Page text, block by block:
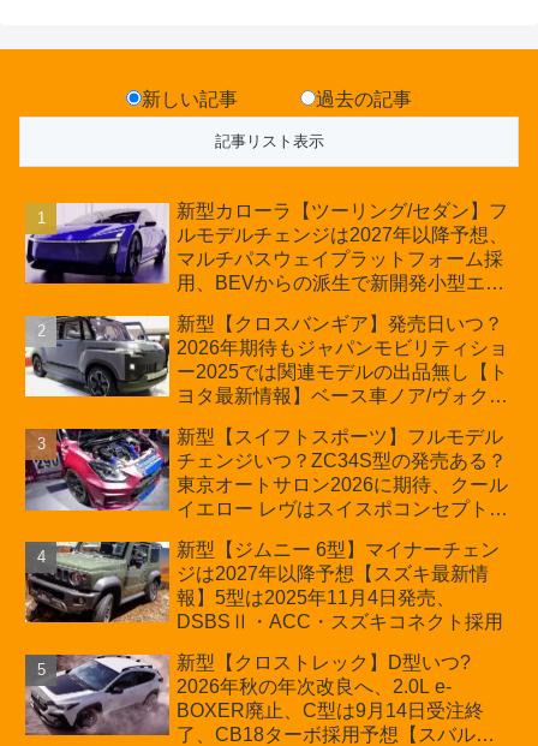
新しい記事 過去の記事
新型カローラ【ツーリング/セダン】フ
ルモデルチェンジは2027年以降予想、
マルチパスウェイプラットフォーム採
用、BEVからの派生で新開発小型エン
の採用は無しか【トヨタ最新情報】60
周年記念車発売
新型【クロスバンギア】発売日いつ？
2026年期待もジャパンモビリティショ
ー2025では関連モデルの出品無し【ト
ヨタ最新情報】ベース車ノア/ヴォクシ
ほか「コア」と「ツール」、デリカ
D:5対抗のクロスオーバーSUVミニバ
ン
新型【スイフトスポーツ】フルモデル
チェンジいつ？ZC34S型の発売ある？
東京オートサロン2026に期待、クール
イエロー レヴはスイスポコンセプト
プが争点【スズキ最新情報】特別仕様
車「ZC33S Final Edition」終了
新型【ジムニー 6型】マイナーチェン
ジは2027年以降予想【スズキ最新情
報】5型は2025年11月4日発売、
DSBSⅡ・ACC・スズキコネクト採用
新型【クロストレック】D型いつ?
2026年秋の年次改良へ、2.0L e-
BOXER廃止、C型は9月14日受注終
了、CB18ターボ採用予想【スバル最